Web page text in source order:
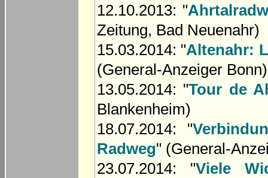
12.10.2013: "
Zeitung, Bad Neuenahr)
15.03.2014: "Altenahr:
(General-Anzeiger Bonn)
13.05.2014: "Tour de
Blankenheim)
18.07.2014: "
Radweg" (General-
23.07.2014: "Viele